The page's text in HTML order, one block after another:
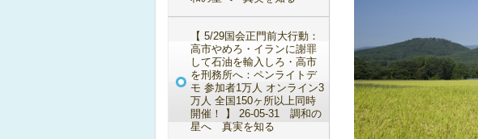
【 5/29国会正門前大行動：
高市やめろ・イランに謝罪
して石油を輸入しろ・高市
を刑務所へ：ペンライトデ
モ 参加者1万人 オンライン3
万人 全国150ヶ所以上同時
開催！ 】 26-05-31 調和の
星へ 真実を知る